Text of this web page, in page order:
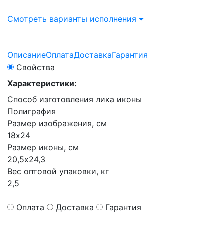
Смотреть варианты исполнения
ОписаниеОплатаДоставкаГарантия
Свойства
Характеристики:
Способ изготовления лика иконы
Полиграфия
Размер изображения, см
18х24
Размер иконы, см
20,5х24,3
Вес оптовой упаковки, кг
2,5
Оплата Доставка Гарантия